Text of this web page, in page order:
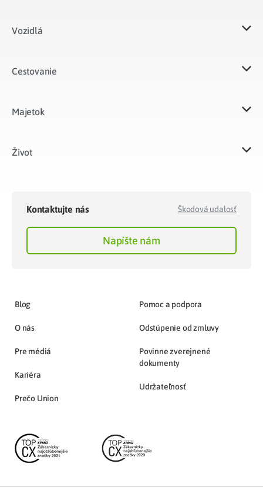
Vozidlá​
Cestovanie
Majetok​
Život​
Kontaktujte nás Škodová udalosť
Napíšte nám
Blog
O nás
Pre médiá
Kariéra
Prečo Union
Pomoc a podpora
Odstúpenie od zmluvy
Povinne zverejnené
dokumenty
Udržateľnosť